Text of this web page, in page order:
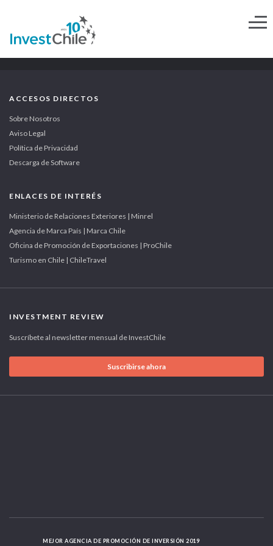
ACCESOS DIRECTOS
Sobre Nosotros
Aviso Legal
Política de Privacidad
Descarga de Software
ENLACES DE INTERÉS
Ministerio de Relaciones Exteriores | Minrel
Agencia de Marca País | Marca Chile
Oficina de Promoción de Exportaciones | ProChile
Turismo en Chile | ChileTravel
INVESTMENT REVIEW
Suscríbete al newsletter mensual de InvestChile
Suscribirse ahora
MEJOR AGENCIA DE PROMOCIÓN DE INVERSIÓN 2019